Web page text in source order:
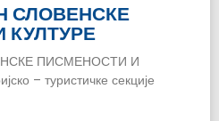
СЛОВЕНСКЕ
КУЛТУРЕ
ПИСМЕНОСТИ И
– туристичке секције